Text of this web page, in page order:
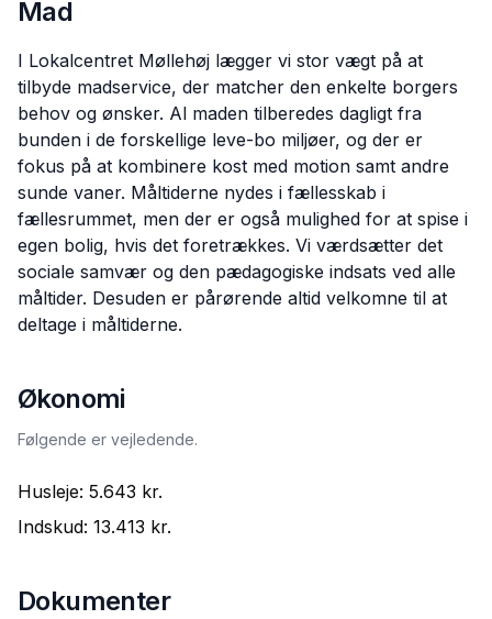
Mad
I Lokalcentret Møllehøj lægger vi stor vægt på at
tilbyde madservice, der matcher den enkelte borgers
behov og ønsker. Al maden tilberedes dagligt fra
bunden i de forskellige leve-bo miljøer, og der er
fokus på at kombinere kost med motion samt andre
sunde vaner. Måltiderne nydes i fællesskab i
fællesrummet, men der er også mulighed for at spise i
egen bolig, hvis det foretrækkes. Vi værdsætter det
sociale samvær og den pædagogiske indsats ved alle
måltider. Desuden er pårørende altid velkomne til at
deltage i måltiderne.
Økonomi
Følgende er vejledende.
Husleje: 5.643 kr.
Indskud: 13.413 kr.
Dokumenter